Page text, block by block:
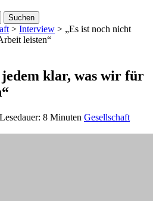
> Interview > „Es ist noch nicht
leisten“
klar, was wir für
Lesedauer: 8 Minuten Gesellschaft